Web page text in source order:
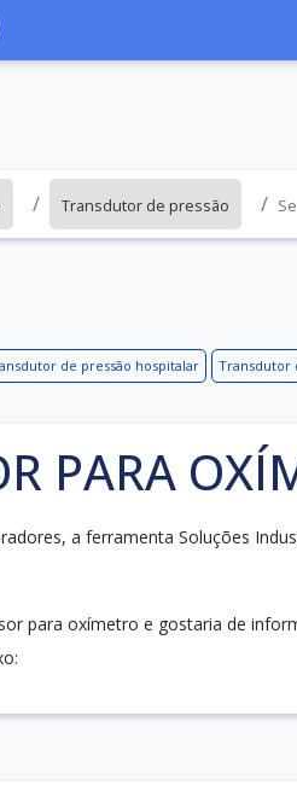
Transdutor de pressão
de pressão hospitalar Transdutor
PARA
a ferramenta Soluções
para oxímetro e gostaria de